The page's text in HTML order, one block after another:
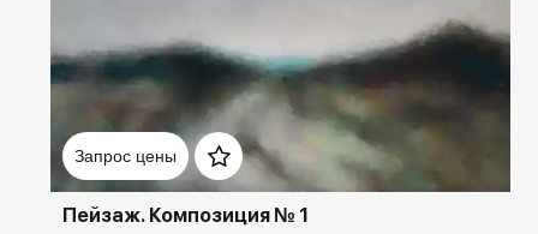
Запрос цены
ekb.rakovgallery.ru
Пейзаж. Композиция № 1